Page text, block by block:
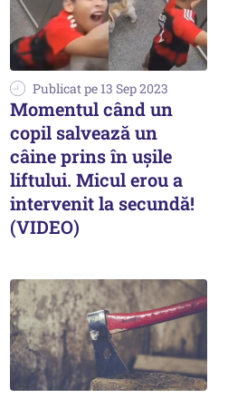
Publicat pe 13 Sep 2023
Momentul când un
copil salvează un
câine prins în ușile
liftului. Micul erou a
intervenit la secundă!
(VIDEO)